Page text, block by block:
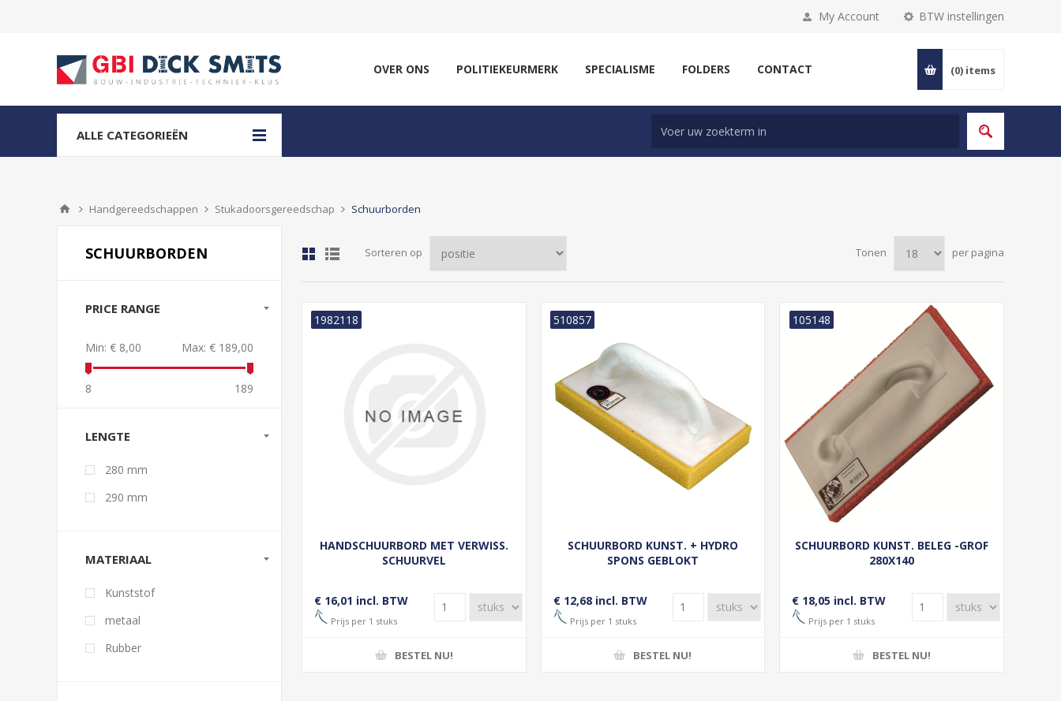
BTW instellingen
My Account
OVER ONS POLITIEKEURMERK SPECIALISME FOLDERS CONTACT (0) items
ALLE CATEGORIEËN
Handgereedschappen Stukadoorsgereedschap Schuurborden
Sorteren op Tonen per pagina
HANDSCHUURBORD MET VERWISS.
SCHUURVEL
1982118
€ 16,01 incl. BTW
Prijs per 1 stuks
BESTEL NU!
SCHUURBORD KUNST. + HYDRO
SPONS GEBLOKT
510857
€ 12,68 incl. BTW
Prijs per 1 stuks
BESTEL NU!
SCHUURBORD KUNST. BELEG -GROF
280X140
105148
€ 18,05 incl. BTW
Prijs per 1 stuks
BESTEL NU!
SCHUURBORDEN
PRICE RANGE
Min: € 8,00 Max: € 189,00
8 189
LENGTE
280 mm
290 mm
MATERIAAL
Kunststof
metaal
Rubber